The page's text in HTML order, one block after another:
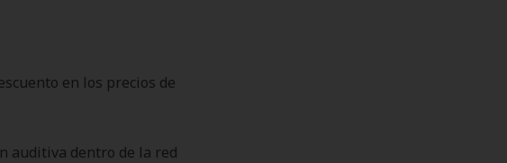
en los precios de
auditiva dentro de la red